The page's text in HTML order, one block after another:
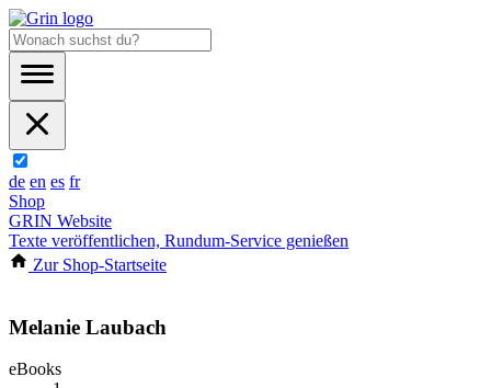
de en es fr
Shop
GRIN Website
Texte veröffentlichen, Rundum-Service genießen
Zur Shop-Startseite
Melanie Laubach
eBooks